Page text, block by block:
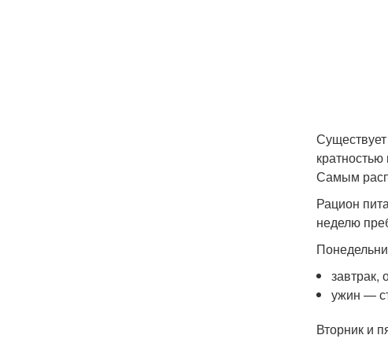
Самым
Рацион
неделю
завтрак,
ужин —
Вторник и